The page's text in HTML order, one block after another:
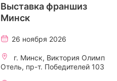
Выставка франшиз
Минск
26 ноября 2026
г. Минск, Виктория Олимп
Отель, пр-т. Победителей 103